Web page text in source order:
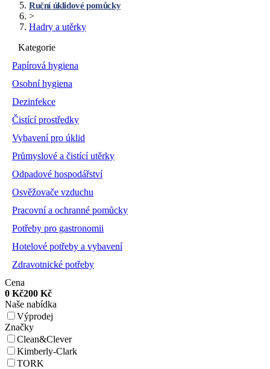
Ruční úklidové pomůcky
>
Hadry a utěrky
Kategorie
Papírová hygiena
Osobní hygiena
Dezinfekce
Čistící prostředky
Vybavení pro úklid
Průmyslové a čistící utěrky
Odpadové hospodářství
Osvěžovače vzduchu
Pracovní a ochranné pomůcky
Potřeby pro gastronomii
Hotelové potřeby a vybavení
Zdravotnické potřeby
Cena
0 Kč200 Kč
Naše nabídka
Výprodej
Značky
Clean&Clever
Kimberly-Clark
TORK